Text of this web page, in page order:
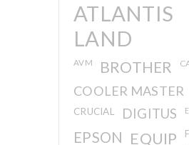
ATLANTIS
LAND
AVM BROTHER
COOLER MASTER
CRUCIAL DIGITUS
EPSON EQUIP